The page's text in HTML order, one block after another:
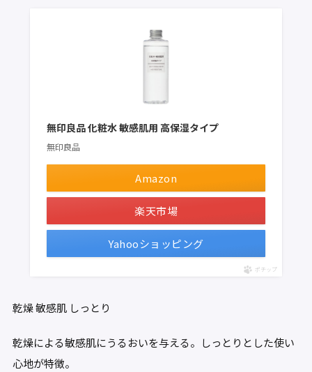
無印良品 化粧水 敏感肌用 高保湿タイプ
無印良品
Amazon
楽天市場
Yahooショッピング
ポチップ
乾燥敏感肌 しっとり
乾燥による敏感肌にうるおいを与える。しっとりとした使い
心地が特徴。